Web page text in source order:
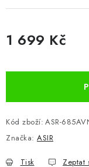
1 699 Kč
Kód zboží: ASR-
Značka: ASIR
Tisk Zeptat